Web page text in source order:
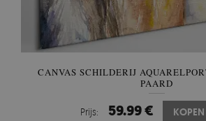
CANVAS SCHILDERIJ
PAARD
Prijs: 59.99 € KOPEN